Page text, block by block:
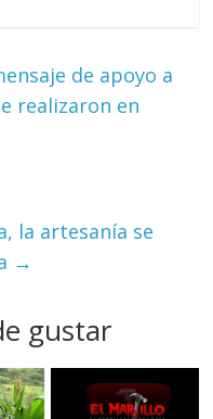
de apoyo a
realizaron en
la artesanía se
→
gustar